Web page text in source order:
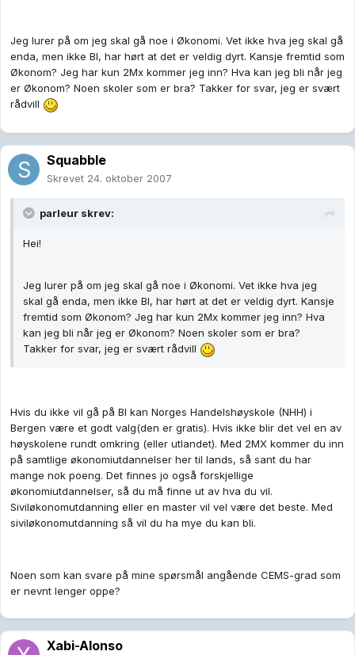
Jeg lurer på om jeg skal gå noe i Økonomi. Vet ikke hva jeg skal gå
enda, men ikke BI, har hørt at det er veldig dyrt. Kansje fremtid som
Økonom? Jeg har kun 2Mx kommer jeg inn? Hva kan jeg bli når jeg
er Økonom? Noen skoler som er bra? Takker for svar, jeg er svært
rådvill
Squabble
Skrevet 24. oktober 2007
parleur skrev:
Hei!
Jeg lurer på om jeg skal gå noe i Økonomi. Vet ikke hva jeg
skal gå enda, men ikke BI, har hørt at det er veldig dyrt. Kansje
fremtid som Økonom? Jeg har kun 2Mx kommer jeg inn? Hva
kan jeg bli når jeg er Økonom? Noen skoler som er bra?
Takker for svar, jeg er svært rådvill
Hvis du ikke vil gå på BI kan Norges Handelshøyskole (NHH) i
Bergen være et godt valg(den er gratis). Hvis ikke blir det vel en av
høyskolene rundt omkring (eller utlandet). Med 2MX kommer du inn
på samtlige økonomiutdannelser her til lands, så sant du har
mange nok poeng. Det finnes jo også forskjellige
økonomiutdannelser, så du må finne ut av hva du vil.
Siviløkonomutdanning eller en master vil vel være det beste. Med
siviløkonomutdanning så vil du ha mye du kan bli.
Noen som kan svare på mine spørsmål angående CEMS-grad som
er nevnt lenger oppe?
Xabi-Alonso